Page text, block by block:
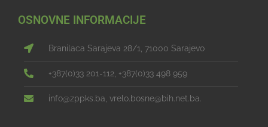
OSNOVNE INFORMACIJE
Branilaca Sarajeva 28/1, 71000 Sarajevo
+387(0)33 201-112, +387(0)33 498 959
info@zppks.ba, vrelo.bosne@bih.net.ba.